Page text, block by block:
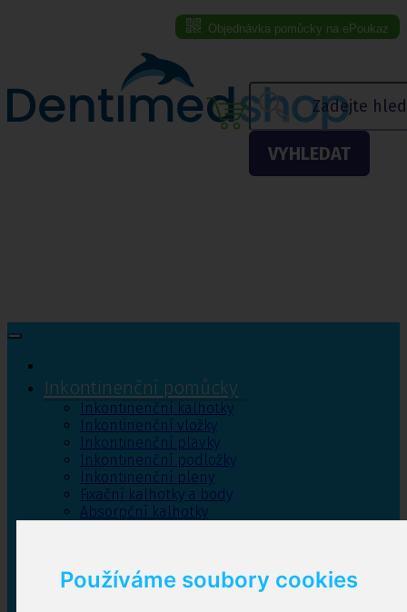
Používáme soubory cookies
Objednávka pomůcky na ePoukaz
VYHLEDAT
Inkontinenční pomůcky
Inkontinenční kalhotky
Inkontinenční vložky
Inkontinenční plavky
Inkontinenční podložky
Inkontinenční pleny
Fixační kalhotky a body
Absorpční kalhotky